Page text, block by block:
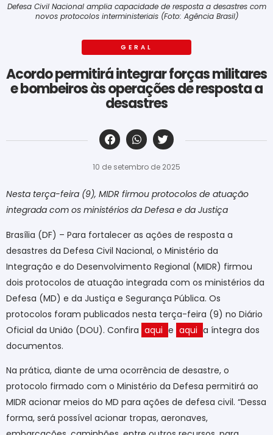
Defesa Civil Nacional amplia capacidade de resposta a desastres com
novos protocolos interministeriais (Foto: Agência Brasil)
GERAL
Acordo permitirá integrar forças militares
e bombeiros às operações de resposta a
desastres
‎ ‎ ‎ ‎ ‎ ‎ ‎ ‎ ‎ ‎ ‎ ‎ ‎ ‎ ‎ ‎ ‎ ‎ ‎ ‎ ‎ ‎ ‎ ‎ ‎ ‎ ‎ ‎ ‎ ‎ ‎
10 de setembro de 2025
Nesta terça-feira (9), MIDR firmou protocolos de atuação
integrada com os ministérios da Defesa e da Justiça
Brasília (DF) – Para fortalecer as ações de resposta a
desastres da Defesa Civil Nacional, o Ministério da
Integração e do Desenvolvimento Regional (MIDR) firmou
dois protocolos de atuação integrada com os ministérios da
Defesa (MD) e da Justiça e Segurança Pública. Os
protocolos foram publicados nesta terça-feira (9) no Diário
Oficial da União (DOU). Confira aqui e aqui a íntegra dos
documentos.
Na prática, diante de uma ocorrência de desastre, o
protocolo firmado com o Ministério da Defesa permitirá ao
MIDR acionar meios do MD para ações de defesa civil. “Dessa
forma, será possível acionar tropas, aeronaves,